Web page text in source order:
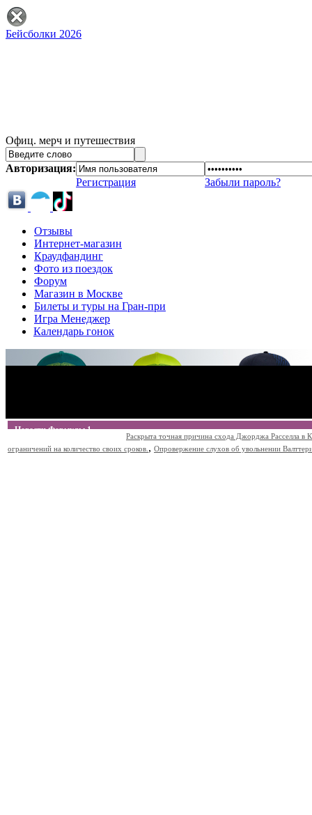
Бейсболки 2026
Офиц. мерч и путешествия
Авторизация:
Регистрация
Забыли пароль?
Отзывы
Интернет-магазин
Краудфандинг
Фото из поездок
Форум
Магазин в Москве
Билеты и туры на Гран-при
Игра Менеджер
Календарь гонок
Новости Формулы 1
Раскрыта точная причина схода Джорджа Расселла в
ограничений на количество своих сроков. , Опровержение слухов об увольнении